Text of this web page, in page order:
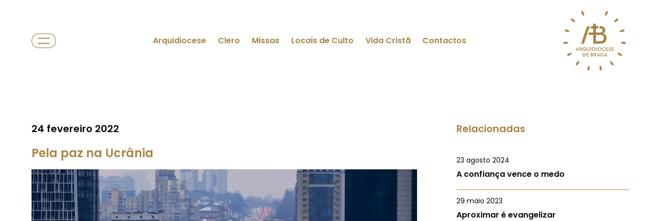
Arquidiocese Clero Missas Locais de Culto Vida Cristã Contactos
24 fevereiro 2022
Pela paz na Ucrânia
Relacionadas
23 agosto 2024
A confiança vence o medo
29 maio 2023
Aproximar é evangelizar